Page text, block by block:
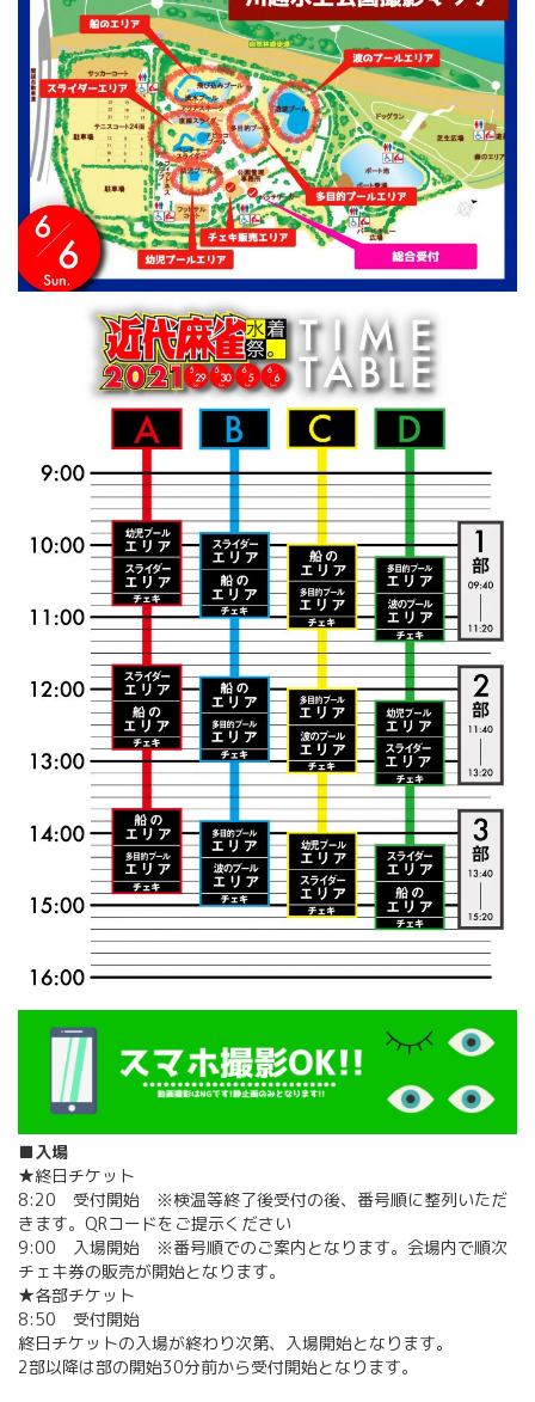
■入場
★終日チケット
8:20 受付開始 ※検温等終了後受付の後、番号順に整列いただ
きます。QRコードをご提示ください
9:00 入場開始 ※番号順でのご案内となります。会場内で順次
チェキ券の販売が開始となります。
★各部チケット
8:50 受付開始
終日チケットの入場が終わり次第、入場開始となります。
2部以降は部の開始30分前から受付開始となります。